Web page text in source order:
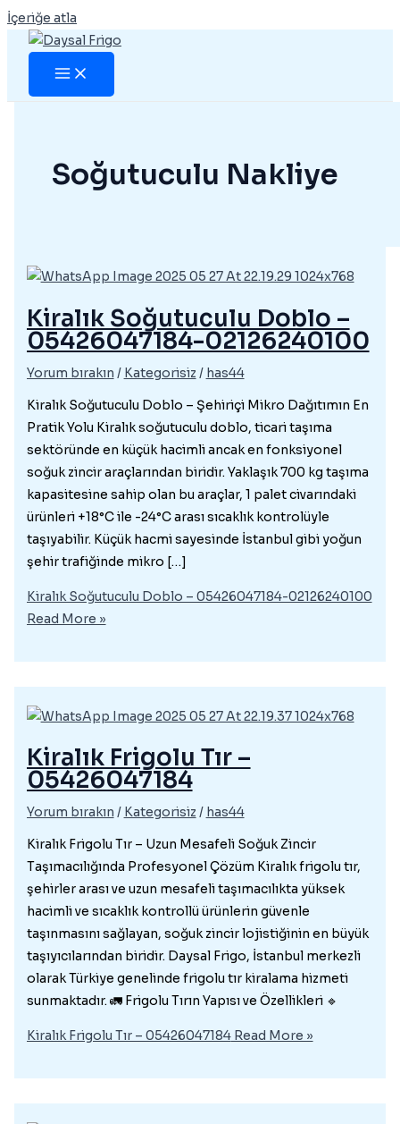
İçeriğe atla
Soğutuculu Nakliye
Kiralık Soğutuculu Doblo –
05426047184-02126240100
Yorum bırakın / Kategorisiz / has44
Kiralık Soğutuculu Doblo – Şehiriçi Mikro Dağıtımın En
Pratik Yolu Kiralık soğutuculu doblo, ticari taşıma
sektöründe en küçük hacimli ancak en fonksiyonel
soğuk zincir araçlarından biridir. Yaklaşık 700 kg taşıma
kapasitesine sahip olan bu araçlar, 1 palet civarındaki
ürünleri +18°C ile -24°C arası sıcaklık kontrolüyle
taşıyabilir. Küçük hacmi sayesinde İstanbul gibi yoğun
şehir trafiğinde mikro […]
Kiralık Soğutuculu Doblo – 05426047184-02126240100
Read More »
Kiralık Frigolu Tır –
05426047184
Yorum bırakın / Kategorisiz / has44
Kiralık Frigolu Tır – Uzun Mesafeli Soğuk Zincir
Taşımacılığında Profesyonel Çözüm Kiralık frigolu tır,
şehirler arası ve uzun mesafeli taşımacılıkta yüksek
hacimli ve sıcaklık kontrollü ürünlerin güvenle
taşınmasını sağlayan, soğuk zincir lojistiğinin en büyük
taşıyıcılarından biridir. Daysal Frigo, İstanbul merkezli
olarak Türkiye genelinde frigolu tır kiralama hizmeti
sunmaktadır. 🚛 Frigolu Tırın Yapısı ve Özellikleri 🔹
Kiralık Frigolu Tır – 05426047184Read More »